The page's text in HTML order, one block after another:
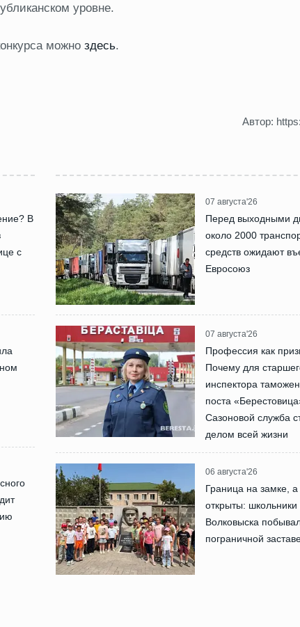
уровне.
можно здесь.
Автор:
В
с
07 августа'26
Перед выходными
около 2000
средств ожидают
Евросоюз
07 августа'26
Профессия как
Почему для
инспектора
поста
Сазоновой служба
делом всей жизни
06 августа'26
Граница на замке,
открыты: школьники
Волковыска
пограничной